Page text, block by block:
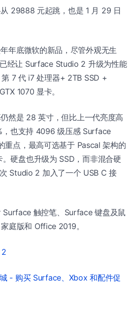
29888 元起跳，也是 1 月 29 日
年底微软的新品，尽管外观无生
经让 Surface Studio 2 升级为性能
7 代 i7 处理器+ 2TB SSD +
1070 显卡。
然是 28 英寸，但比上一代亮度高
，也支持 4096 级压感 Surface
重点，最高可选基于 Pascal 架构的
硬盘也升级为 SSD，而非混合硬
Studio 2 加入了一个 USB C 接
触控笔、Surface 键盘及鼠
庭版和 Office 2019。
- 购买 Surface、Xbox 和配件促